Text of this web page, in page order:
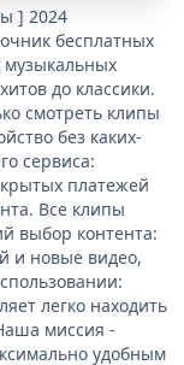
] 2024
бесплатных
до классики.
смотреть клипы
без каких-
сервиса:
платежей
Все клипы
выбор контента:
и новые видео,
легко находить
миссия -
удобным